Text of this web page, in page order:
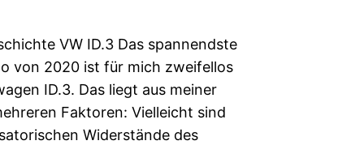
VW ID.3 Das spannendste
von 2020 ist für mich zweifellos
ID.3. Das liegt aus meiner
Faktoren: Vielleicht sind
Widerstände des